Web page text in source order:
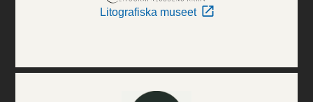
Litografiska museet